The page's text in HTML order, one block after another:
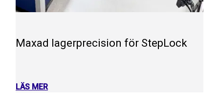
Maxad lagerprecision för StepLock
LÄS MER